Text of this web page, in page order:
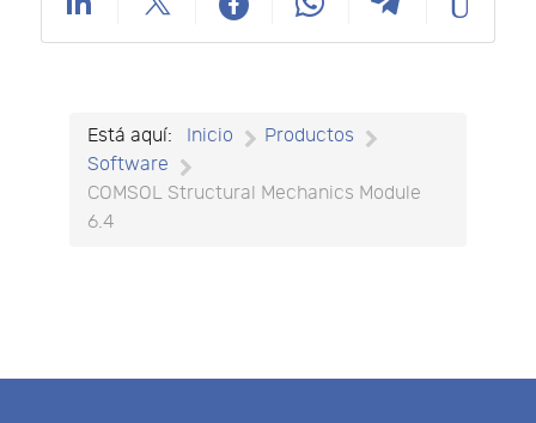
Está aquí: Inicio
Productos
Software
COMSOL Structural Mechanics Module
6.4